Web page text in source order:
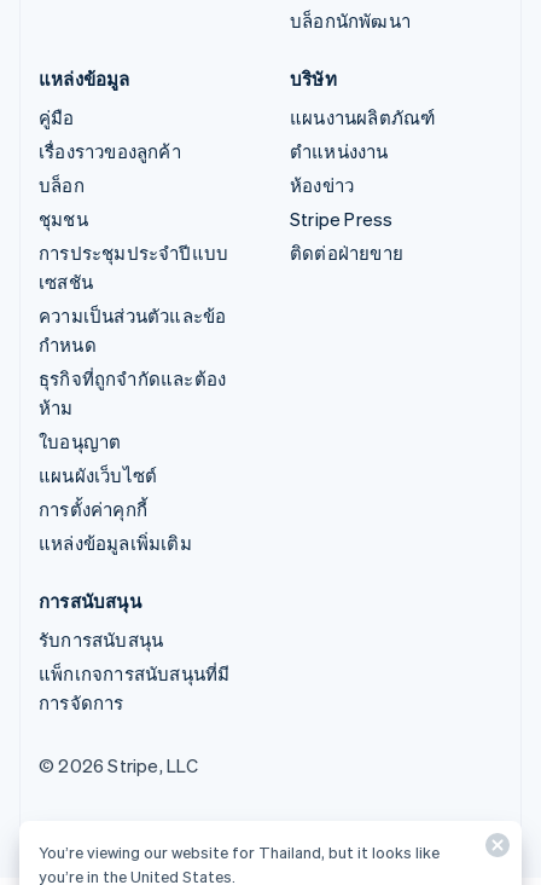
บล็อกนักพัฒนา
แหล่งข้อมูล
คู่มือ
เรื่องราวของลูกค้า
บล็อก
ชุมชน
การประชุมประจำปีแบบ
เซสชัน
ความเป็นส่วนตัวและข้อ
กำหนด
ธุรกิจที่ถูกจำกัดและต้อง
ห้าม
ใบอนุญาต
แผนผังเว็บไซต์
การตั้งค่าคุกกี้
แหล่งข้อมูลเพิ่มเติม
บริษัท
แผนงานผลิตภัณฑ์
ตำแหน่งงาน
ห้องข่าว
Stripe Press
ติดต่อฝ่ายขาย
การสนับสนุน
รับการสนับสนุน
แพ็กเกจการสนับสนุนที่มี
การจัดการ
© 2026 Stripe, LLC
You’re viewing our website for Thailand, but it looks like
you’re in the United States.